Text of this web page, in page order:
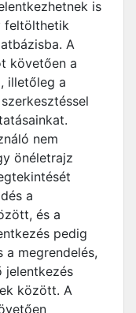
is
feltölthetik
A
követően a
illetőleg a
nem
önéletrajz
a
és a
pedig
megrendelés,
jelentkezés
között. A